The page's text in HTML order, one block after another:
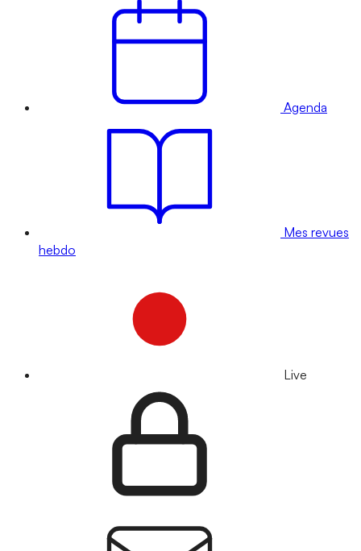
Agenda
Mes revues
hebdo
Live